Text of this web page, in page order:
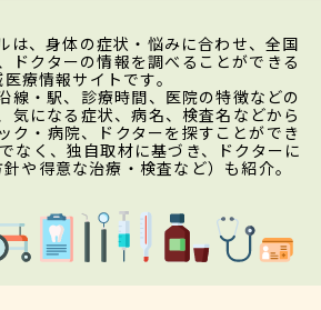
は、身体の症状・悩みに合わせ、全国
ドクターの情報を調べることができる
療情報サイトです。
線・駅、診療時間、医院の特徴などの
気になる症状、病名、検査名などから
ク・病院、ドクターを探すことができ
なく、独自取材に基づき、ドクターに
や得意な治療・検査など）も紹介。